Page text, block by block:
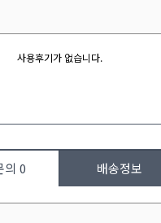
사용후기가 없습니다.
의 0 배송정보